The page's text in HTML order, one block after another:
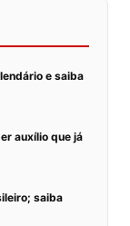
e saiba
auxílio que já
saiba